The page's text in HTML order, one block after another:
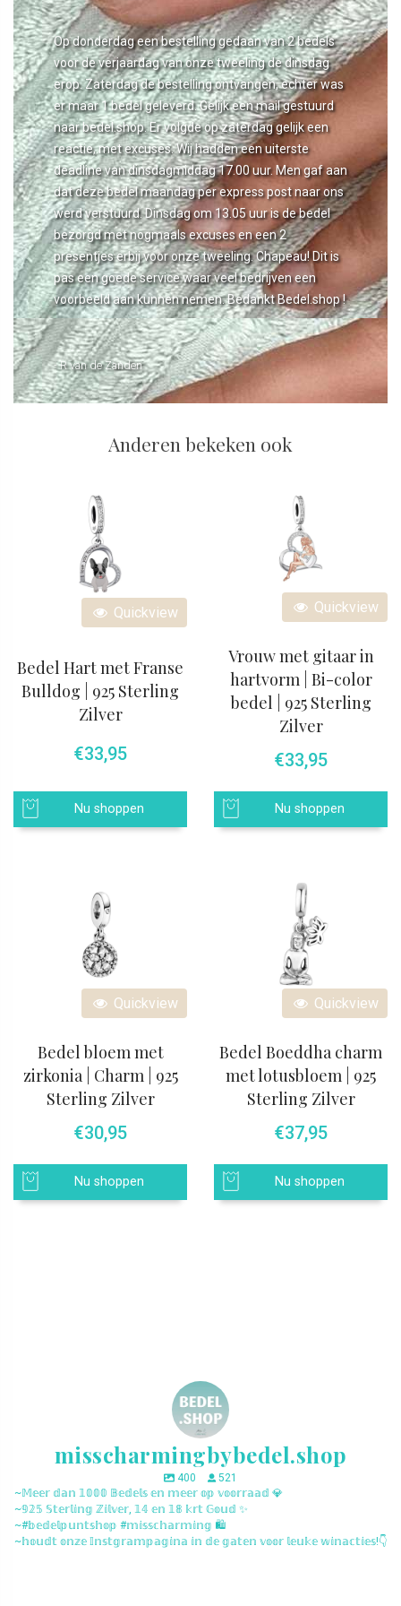
Op donderdag een bestelling gedaan van 2 bedels
voor de verjaardag van onze tweeling de dinsdag
erop. Zaterdag de bestelling ontvangen, echter was
er maar 1 bedel geleverd. Gelijk een mail gestuurd
naar bedel.shop. Er volgde op zaterdag gelijk een
reactie, met excuses. Wij hadden een uiterste
deadline van dinsdagmiddag 17.00 uur. Men gaf aan
dat deze bedel maandag per express post naar ons
werd verstuurd. Dinsdag om 13.05 uur is de bedel
bezorgd met nogmaals excuses en een 2
presentjes erbij voor onze tweeling. Chapeau! Dit is
pas een goede service waar veel bedrijven een
voorbeeld aan kunnen nemen. Bedankt Bedel.shop !
- R van de Zanden
Anderen bekeken ook
Quickview
Bedel Hart met Franse
Bulldog | 925 Sterling
Zilver
€33,95
Nu shoppen
Quickview
Vrouw met gitaar in
hartvorm | Bi-color
bedel | 925 Sterling
Zilver
€33,95
Nu shoppen
Quickview
Bedel bloem met
zirkonia | Charm | 925
Sterling Zilver
€30,95
Nu shoppen
Quickview
Bedel Boeddha charm
met lotusbloem | 925
Sterling Zilver
€37,95
Nu shoppen
misscharmingbybedel.shop
400
521
~𝕄𝕖𝕖𝕣 𝕕𝕒𝕟 𝟙𝟘𝟘𝟘 𝔹𝕖𝕕𝕖𝕝𝕤 𝕖𝕟 𝕞𝕖𝕖𝕣 𝕠𝕡 𝕧𝕠𝕠𝕣𝕣𝕒𝕒𝕕 💎
~𝟡𝟚𝟝 𝕊𝕥𝕖𝕣𝕝𝕚𝕟𝕘 ℤ𝕚𝕝𝕧𝕖𝕣, 𝟙𝟜 𝕖𝕟 𝟙𝟠 𝕜𝕣𝕥 𝔾𝕠𝕦𝕕 ✨
~#𝕓𝕖𝕕𝕖𝕝𝕡𝕦𝕟𝕥𝕤𝕙𝕠𝕡 #𝕞𝕚𝕤𝕤𝕔𝕙𝕒𝕣𝕞𝕚𝕟𝕘 🛍️
~𝕙𝕠𝕦𝕕𝕥 𝕠𝕟𝕫𝕖 𝕀𝕟𝕤𝕥𝕘𝕣𝕒𝕞𝕡𝕒𝕘𝕚𝕟𝕒 𝕚𝕟 𝕕𝕖 𝕘𝕒𝕥𝕖𝕟 𝕧𝕠𝕠𝕣 𝕝𝕖𝕦𝕜𝕖 𝕨𝕚𝕟𝕒𝕔𝕥𝕚𝕖𝕤!👇